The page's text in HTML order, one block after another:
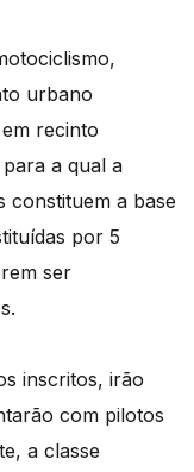
urbano
recinto
a qual a
constituem a base
por 5
ser
inscritos, irão
com pilotos
a classe